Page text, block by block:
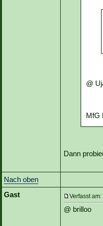
@
MfG
Dann
Nach oben
Gast
Verfasst
@ brilloo